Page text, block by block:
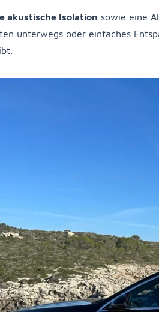
akustische Isolation sowie eine
unterwegs oder einfaches